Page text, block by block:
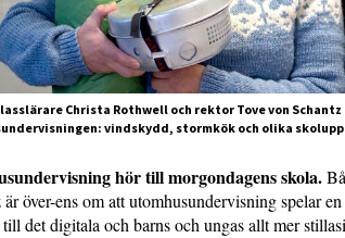
Christa Rothwell och rektor Tove von
vindskydd, stormkök och olika
hör till morgondagens skola.
är över-ens om att utomhusundervisning spelar
det digitala och barns och ungas allt mer